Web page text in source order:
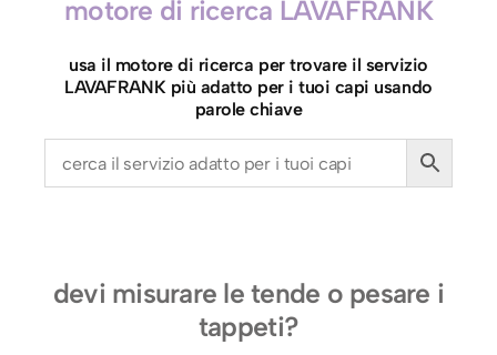
l
u
motore di ricerca LAVAFRANK
usa il motore di ricerca per trovare il servizio
LAVAFRANK più adatto per i tuoi capi usando
parole chiave
devi misurare le tende o pesare i
tappeti?